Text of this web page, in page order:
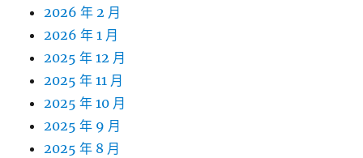
2026 年 2 月
2026 年 1 月
2025 年 12 月
2025 年 11 月
2025 年 10 月
2025 年 9 月
2025 年 8 月